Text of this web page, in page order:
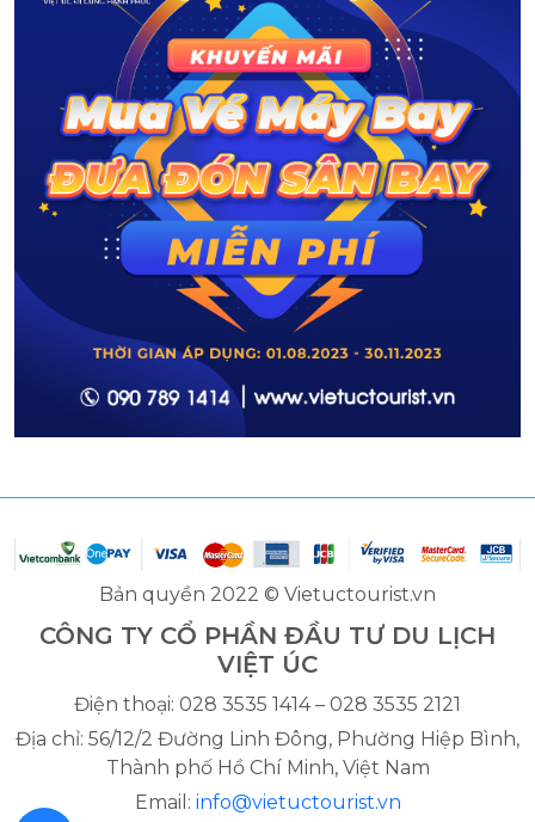
Bản quyền 2022 © Vietuctourist.vn
CÔNG TY CỔ PHẦN ĐẦU TƯ DU LỊCH
VIỆT ÚC
Điện thoại: 028 3535 1414 – 028 3535 2121
Địa chỉ: 56/12/2 Đường Linh Đông, Phường Hiệp Bình,
Thành phố Hồ Chí Minh, Việt Nam
Email: info@vietuctourist.vn